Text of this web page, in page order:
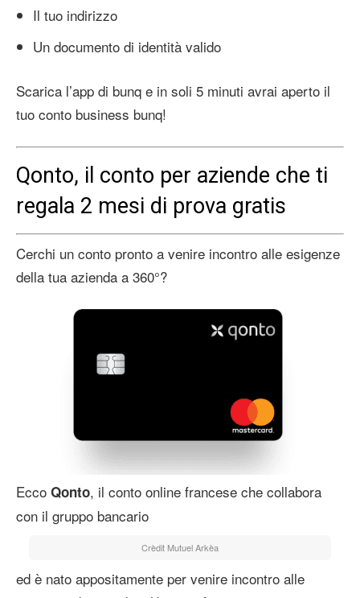
Il tuo indirizzo
Un documento di identità valido
Scarica l’app di bunq e in soli 5 minuti avrai aperto il
tuo conto business bunq!
Qonto, il conto per aziende che ti
regala 2 mesi di prova gratis
Cerchi un conto pronto a venire incontro alle esigenze
della tua azienda a 360°?
Ecco Qonto, il conto online francese che collabora
con il gruppo bancario
Crèdit Mutuel Arkèa
ed è nato appositamente per venire incontro alle